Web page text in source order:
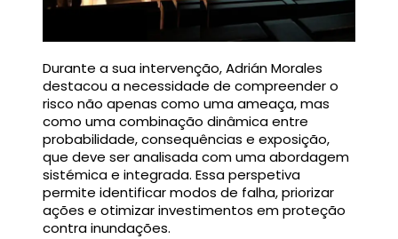
Durante a sua intervenção, Adrián Morales
destacou a necessidade de compreender o
risco não apenas como uma ameaça, mas
como uma combinação dinâmica entre
probabilidade, consequências e exposição,
que deve ser analisada com uma abordagem
sistémica e integrada. Essa perspetiva
permite identificar modos de falha, priorizar
ações e otimizar investimentos em proteção
contra inundações.